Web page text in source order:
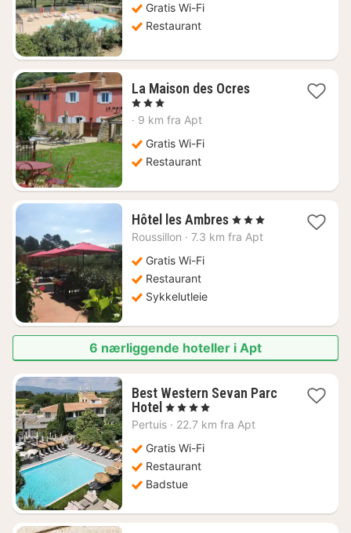
Gratis Wi-Fi
Restaurant
La Maison des Ocres1
, 3 Stjerner
· 9 km fra Apt
Gratis Wi-Fi
Restaurant
Hôtel les Ambres1
natt
, 3 Stjerner
Roussillon · 7.3 km fra Apt
Gratis Wi-Fi
Restaurant
Sykkelutleie
6 nærliggende hoteller i Apt
Best Western Sevan Parc
Hotel 1
natt
1503
kr.
, 4 Stjerner
Pertuis · 22.7 km fra Apt
Gratis Wi-Fi
Restaurant
Badstue